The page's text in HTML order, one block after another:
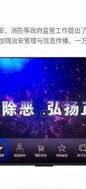
消防等政府监管工作提
治安管理与信息传播，一